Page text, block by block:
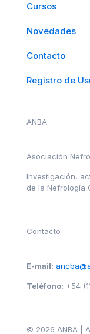
Cursos
Novedades
Contacto
Registro de
ANBA
Asociación
Investigación,
de la Nefrología
Contacto
E-mail:
Teléfono: +54
© 2026 ANBA |